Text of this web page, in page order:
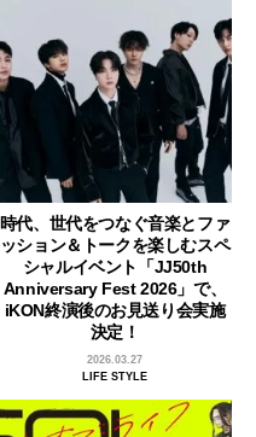
時代、世代をつなぐ音楽とファ
ッション＆トークを楽しむスペ
シャルイベント「JJ50th
Anniversary Fest 2026」で、
iKON終演後のお見送り会実施
決定！
2026.03.27
LIFE STYLE